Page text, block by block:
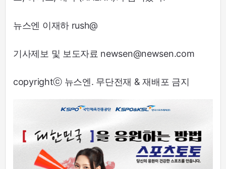
뉴스엔 이재하 rush@
기사제보 및 보도자료 newsen@newsen.com
copyrightⓒ 뉴스엔. 무단전재 & 재배포 금지